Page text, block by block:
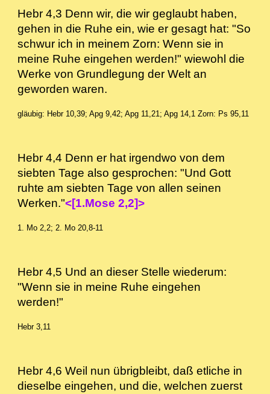
Hebr 4,3 Denn wir, die wir geglaubt haben,
gehen in die Ruhe ein, wie er gesagt hat: "So
schwur ich in meinem Zorn: Wenn sie in
meine Ruhe eingehen werden!" wiewohl die
Werke von Grundlegung der Welt an
geworden waren.
gläubig: Hebr 10,39; Apg 9,42; Apg 11,21; Apg 14,1 Zorn: Ps 95,11
Hebr 4,4 Denn er hat irgendwo von dem
siebten Tage also gesprochen: "Und Gott
ruhte am siebten Tage von allen seinen
Werken."<[1.Mose 2,2]>
1. Mo 2,2; 2. Mo 20,8-11
Hebr 4,5 Und an dieser Stelle wiederum:
"Wenn sie in meine Ruhe eingehen
werden!"
Hebr 3,11
Hebr 4,6 Weil nun übrigbleibt, daß etliche in
dieselbe eingehen, und die, welchen zuerst